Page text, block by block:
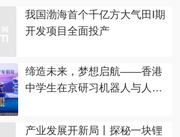
我国渤海首个千亿方大气田Ⅰ期
开发项目全面投产
缔造未来，梦想启航——香港
中学生在京研习机器人与人工
产业发展开新局丨探秘一块锂